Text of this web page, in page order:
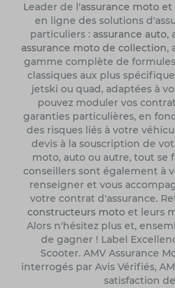
Leader de l'assurance moto
en ligne des solutions
particuliers : assurance auto,
assurance moto de collection,
gamme complète de
classiques aux plus
jetski ou quad, adaptées à
pouvez moduler vos
garanties particulières, en
des risques liés à votre
devis à la souscription de
moto, auto ou autre, tout se
conseillers sont également à
renseigner et vous
votre contrat d'assurance.
constructeurs motoet leurs
Alors n'hésitez plus et,
de gagner ! Label
Scooter. AMV Assurance
interrogés par Avis Vérifiés,
satisfaction